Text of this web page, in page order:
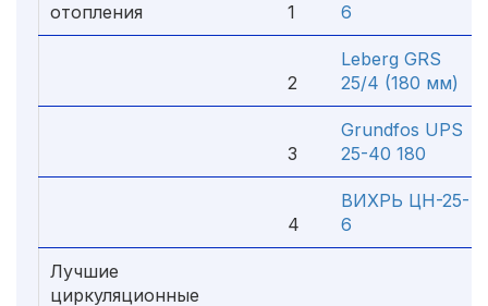
отопления
1
6
2
Leberg GRS
25/4 (180 мм)
3
Grundfos UPS
25-40 180
4
ВИХРЬ ЦН-25-
6
Лучшие
циркуляционные